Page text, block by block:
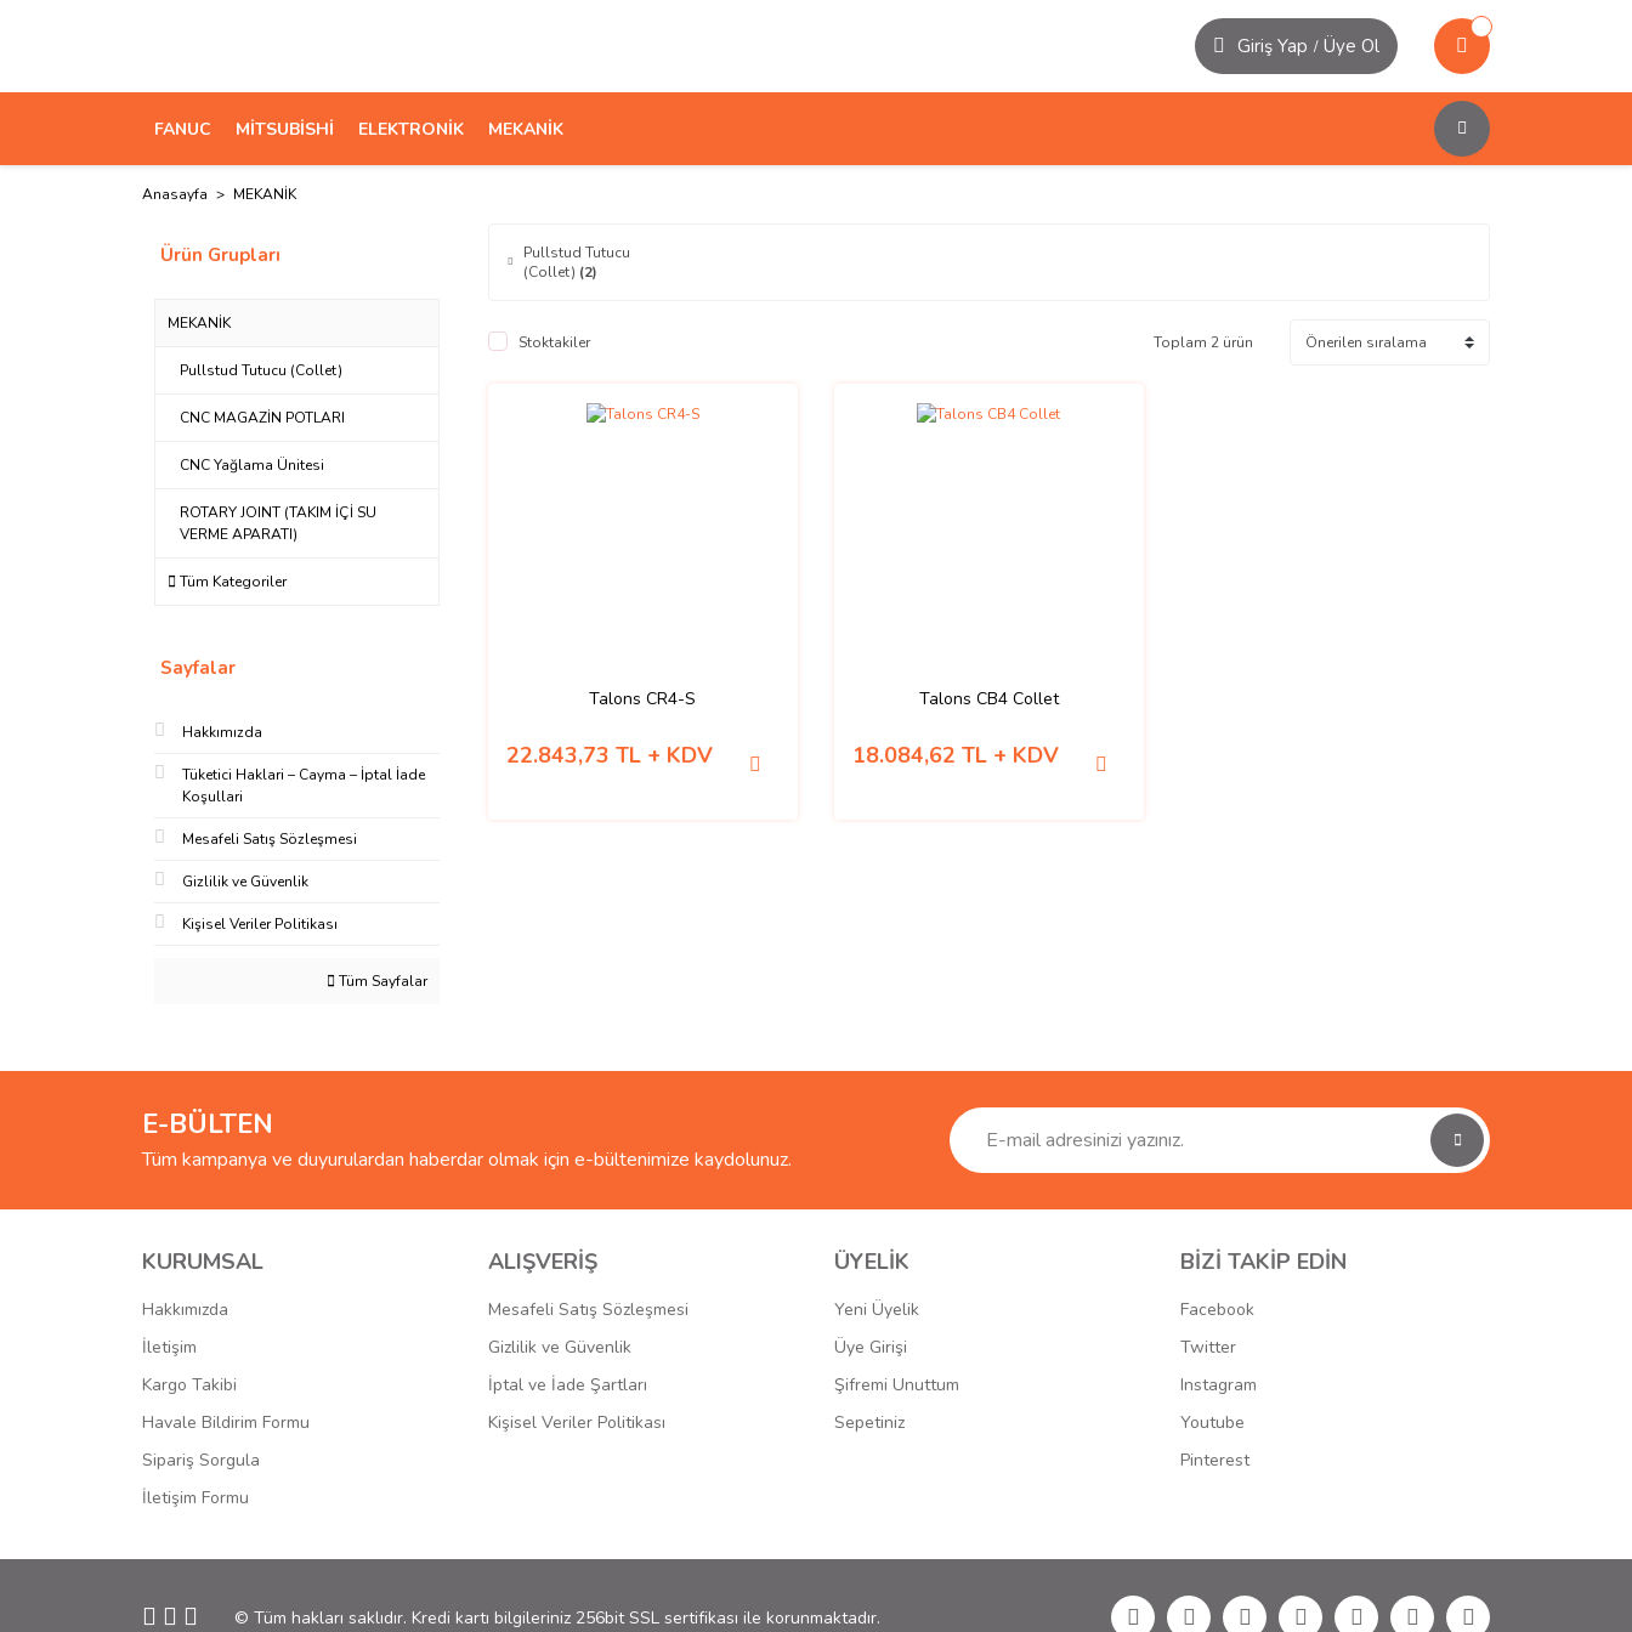
Giriş Yap / Üye Ol
FANUC MİTSUBİSHİ ELEKTRONİK MEKANİK
Anasayfa MEKANİK
Ürün Grupları
MEKANİK
Pullstud Tutucu (Collet)
CNC MAGAZİN POTLARI
CNC Yağlama Ünitesi
ROTARY JOINT (TAKIM İÇİ SU
VERME APARATI)
Tüm Kategoriler
Sayfalar
Hakkımızda
Tüketici Haklari – Cayma – İptal İade
Koşullari
Mesafeli Satış Sözleşmesi
Gizlilik ve Güvenlik
Kişisel Veriler Politikası
Tüm Sayfalar
Pullstud Tutucu
(Collet) (2)
Stoktakiler Toplam 2 ürün
Talons CR4-S
22.843,73 TL + KDV
Talons CB4 Collet
18.084,62 TL + KDV
E-BÜLTEN
Tüm kampanya ve duyurulardan haberdar olmak için e-bültenimize kaydolunuz.
KURUMSAL
Hakkımızda
İletişim
Kargo Takibi
Havale Bildirim Formu
Sipariş Sorgula
İletişim Formu
ALIŞVERİŞ
Mesafeli Satış Sözleşmesi
Gizlilik ve Güvenlik
İptal ve İade Şartları
Kişisel Veriler Politikası
ÜYELİK
Yeni Üyelik
Üye Girişi
Şifremi Unuttum
Sepetiniz
BİZİ TAKİP EDİN
Facebook
Twitter
Instagram
Youtube
Pinterest
© Tüm hakları saklıdır. Kredi kartı bilgileriniz 256bit SSL sertifikası ile korunmaktadır.